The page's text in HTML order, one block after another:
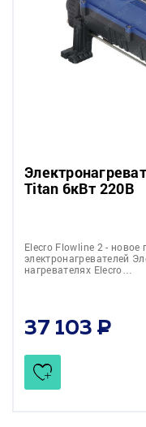
Titan 6кВт 220В
Elecro Flowline 2 - новое
электронагревателей
нагревателях Elecro…
37 103